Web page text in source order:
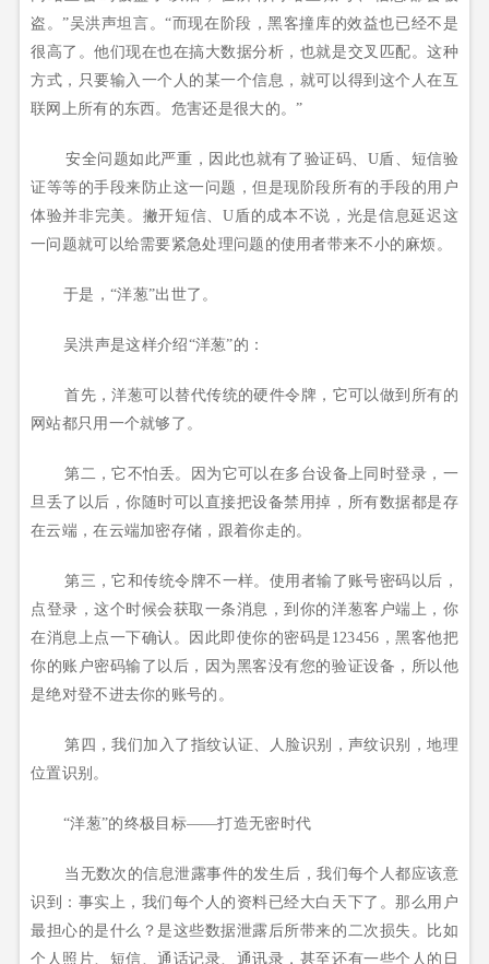
盗。”吴洪声坦言。“而现在阶段，黑客撞库的效益也已经不是
很高了。他们现在也在搞大数据分析，也就是交叉匹配。这种
方式，只要输入一个人的某一个信息，就可以得到这个人在互
联网上所有的东西。危害还是很大的。”
安全问题如此严重，因此也就有了验证码、U盾、短信验
证等等的手段来防止这一问题，但是现阶段所有的手段的用户
体验并非完美。撇开短信、U盾的成本不说，光是信息延迟这
一问题就可以给需要紧急处理问题的使用者带来不小的麻烦。
于是，“洋葱”出世了。
吴洪声是这样介绍“洋葱”的：
首先，洋葱可以替代传统的硬件令牌，它可以做到所有的
网站都只用一个就够了。
第二，它不怕丢。因为它可以在多台设备上同时登录，一
旦丢了以后，你随时可以直接把设备禁用掉，所有数据都是存
在云端，在云端加密存储，跟着你走的。
第三，它和传统令牌不一样。使用者输了账号密码以后，
点登录，这个时候会获取一条消息，到你的洋葱客户端上，你
在消息上点一下确认。因此即使你的密码是123456，黑客他把
你的账户密码输了以后，因为黑客没有您的验证设备，所以他
是绝对登不进去你的账号的。
第四，我们加入了指纹认证、人脸识别，声纹识别，地理
位置识别。
“洋葱”的终极目标——打造无密时代
当无数次的信息泄露事件的发生后，我们每个人都应该意
识到：事实上，我们每个人的资料已经大白天下了。那么用户
最担心的是什么？是这些数据泄露后所带来的二次损失。比如
个人照片、短信、通话记录、通讯录，甚至还有一些个人的日